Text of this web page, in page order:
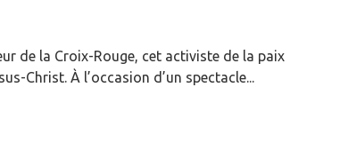
de la Croix-Rouge, cet activiste de la paix
Christ. À l’occasion d’un spectacle...